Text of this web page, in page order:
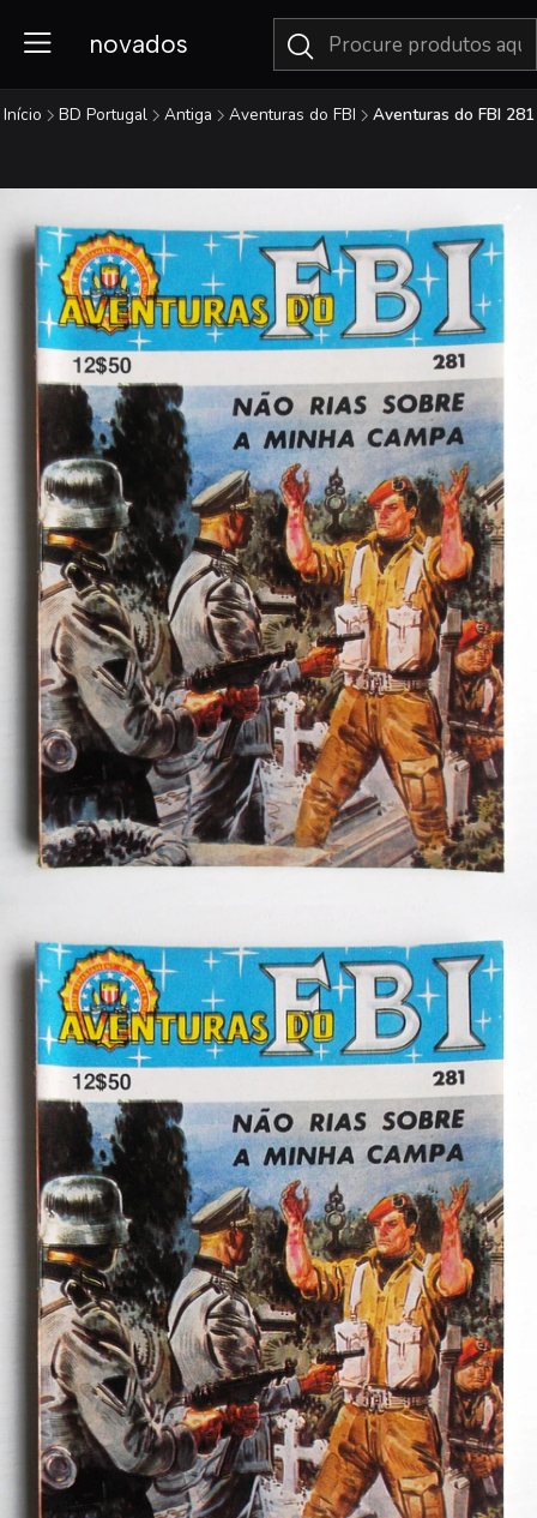
novados
Início BD Portugal Antiga Aventuras do FBI Aventuras do FBI 281